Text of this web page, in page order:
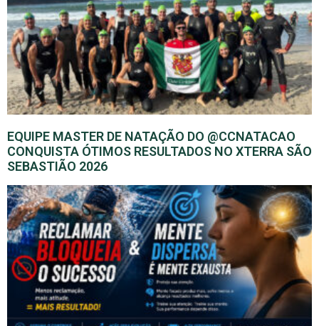
EQUIPE MASTER DE NATAÇÃO DO @CCNATACAO
CONQUISTA ÓTIMOS RESULTADOS NO XTERRA SÃO
SEBASTIÃO 2026